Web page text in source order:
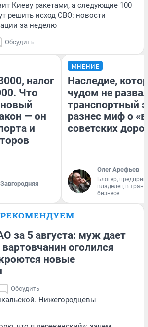
Киеву ракетами, а следующие 100
решить исход СВО: новости
за неделю
Обсудить
налог
Что
новый
— он
и
МНЕНИЕ
Наследие,
чудом не
транспортный
разнес миф о
советских
Олег Арефьев
Блогер,
владелец в
бизнесе
РЕКОМЕНДУЕМ
за 5 августа: муж дает
оголился
новые
Обсудить
Нижегородцевы